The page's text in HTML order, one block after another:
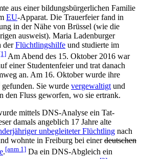
aus einer bildungs­bürgerlichen Familie
EU-Apparat. Die Trauerfeier fand in
in der Nähe von Brüssel (wie die
ausweist). Maria Ladenburger
derFlüchtlingshilfe und studierte im
Am Abend des 15. Oktober 2016 war
einer Studenten­feier und trat danach
an. Am 16. Oktober wurde ihre
gefunden. Sie wurde vergewaltigt und
den Fluss geworfen, wo sie ertrank.
mittels DNS-Analyse ein Tat­
damals angeblich 17 Jahre alte
unbegleiteter Flüchtling nach
wohnte in Freiburg bei einerdeutschen
.[anm 1] Da ein DNS-Abgleich ein